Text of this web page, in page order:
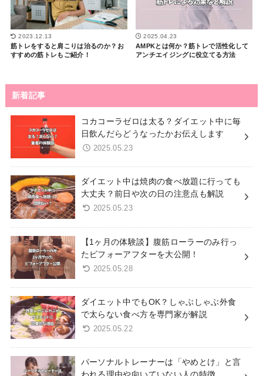
2023.12.13
筋トレをすると肩こりは治るのか？お
すすめの筋トレもご紹介！
2025.04.23
AMPKとは何か？筋トレで活性化して
アンチエイジングに役立てる方法
新着記事
コカコーラゼロは太る？ダイエット中に毎
日飲んだらどうなったかお伝えします
2025.05.23
ダイエット中は焼肉の食べ放題に行っても
大丈夫？前日や次の日の注意点も解説
2025.05.23
【1ヶ月の体験談】腹筋ローラーのみ行っ
たビフォーアフターを大公開！
2025.05.28
ダイエット中でもOK？しゃぶしゃぶ外食
で太らない食べ方を専門家が解説
2025.05.22
パーソナルトレーナーは「やめとけ」と言